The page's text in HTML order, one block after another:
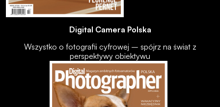
Digital Camera Polska
Wszystko o fotografii cyfrowej – spójrz na świat z
perspektywy obiektywu